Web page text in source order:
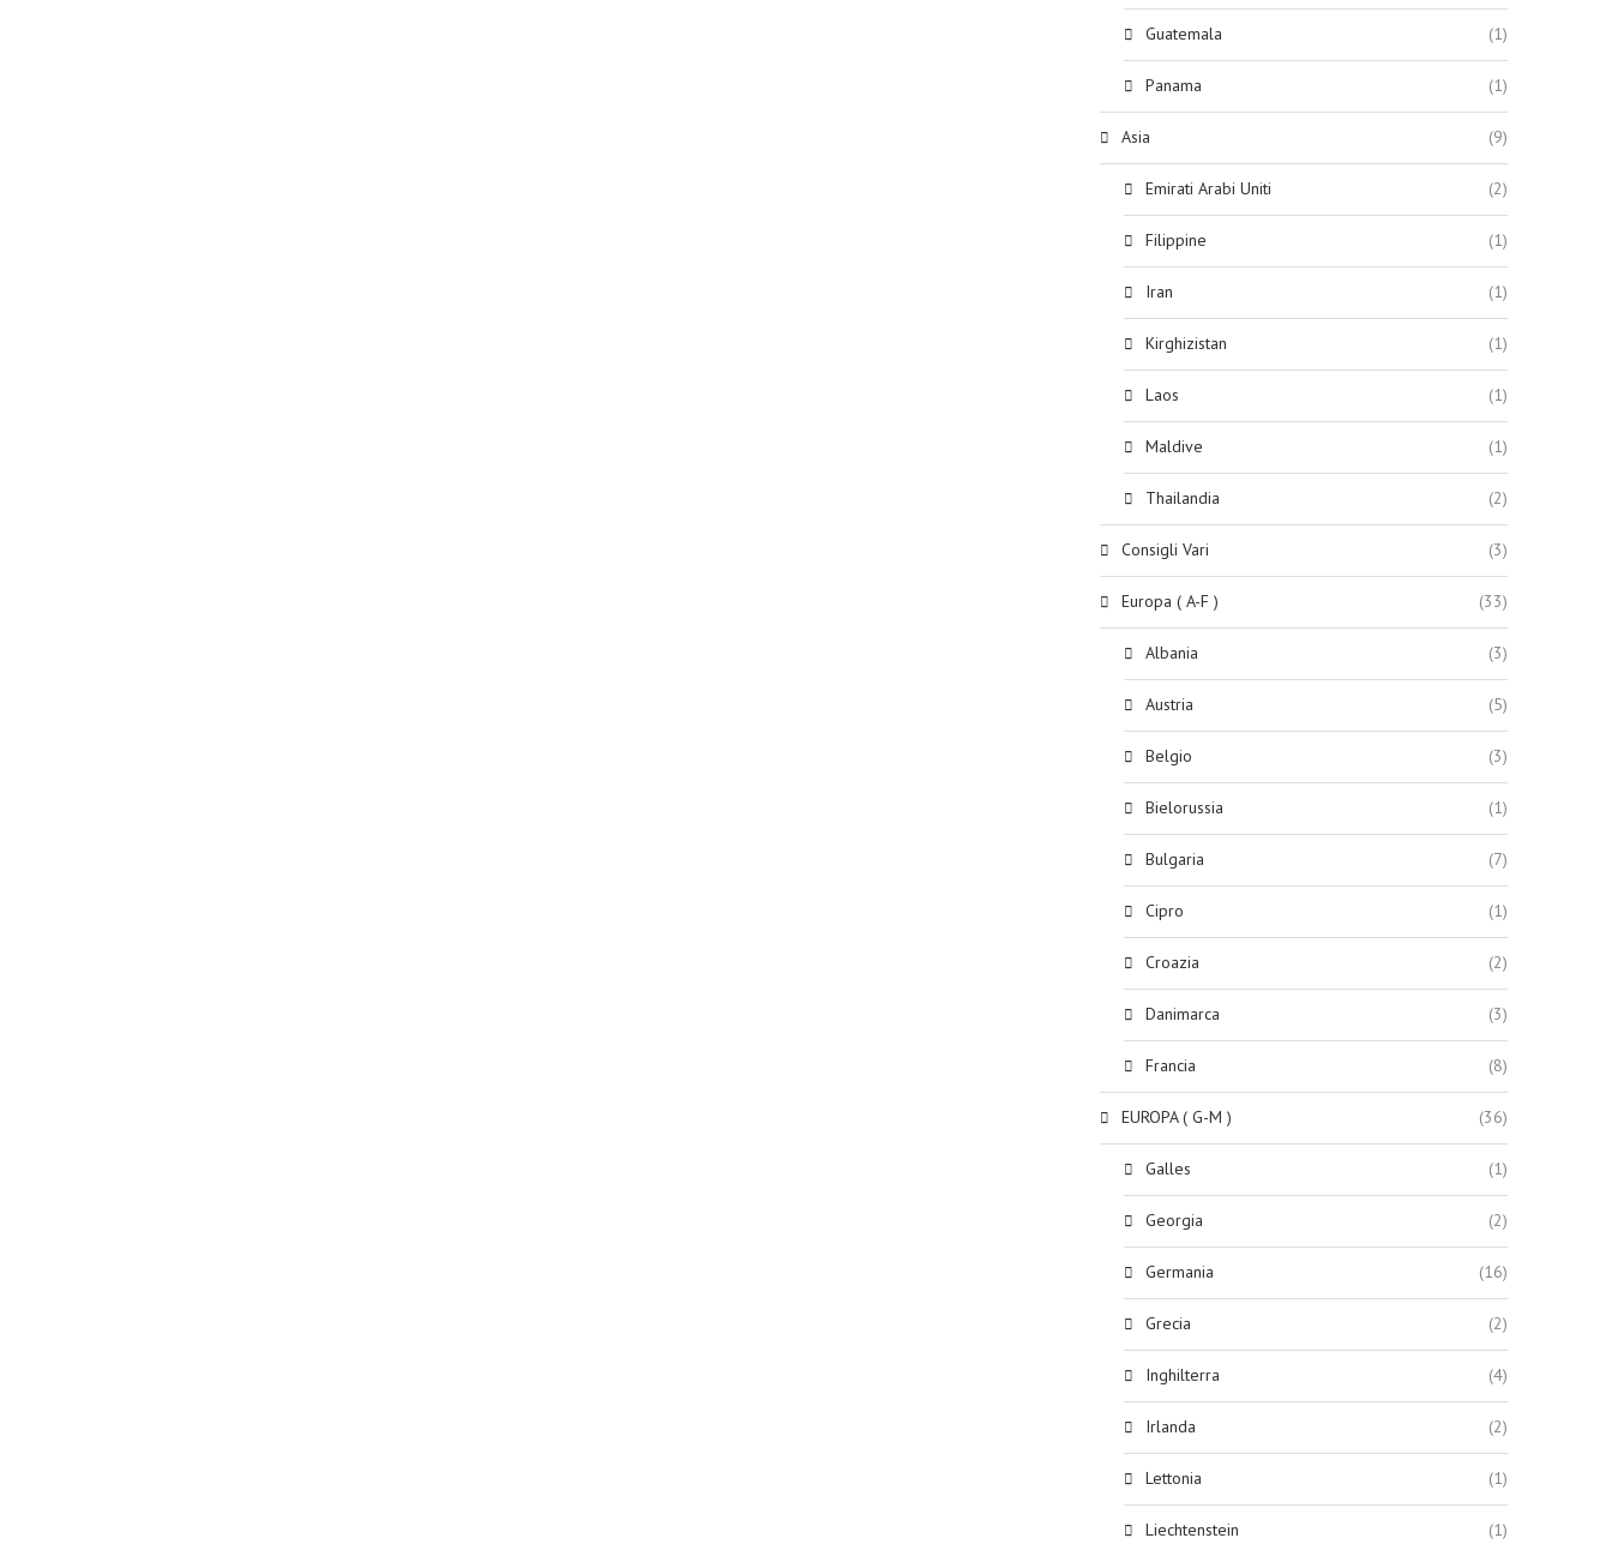
Guatemala (1)
Panama (1)
Asia (9)
Emirati Arabi Uniti (2)
Filippine (1)
Iran (1)
Kirghizistan (1)
Laos (1)
Maldive (1)
Thailandia (2)
Consigli Vari (3)
Europa ( A-F ) (33)
Albania (3)
Austria (5)
Belgio (3)
Bielorussia (1)
Bulgaria (7)
Cipro (1)
Croazia (2)
Danimarca (3)
Francia (8)
EUROPA ( G-M ) (36)
Galles (1)
Georgia (2)
Germania (16)
Grecia (2)
Inghilterra (4)
Irlanda (2)
Lettonia (1)
Liechtenstein (1)